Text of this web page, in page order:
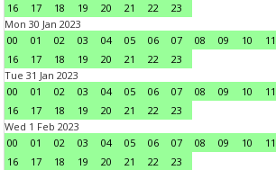
16
17 18 19 20 21 22
23
Mon 30 Jan 2023
00
01 02 03 04 05 06 07 08 09 10 11
16
17 18 19 20 21 22
23
Tue 31 Jan 2023
00
01 02 03 04 05 06 07 08 09 10 11
16
17 18 19 20 21 22
23
Wed 1 Feb 2023
00
01 02 03 04 05 06 07 08 09 10 11
16
17 18 19 20 21 22
23